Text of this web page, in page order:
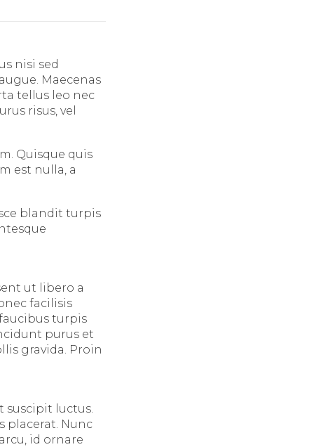
nisi sed
Maecenas
tellus leo nec
risus, vel
Quisque quis
est nulla, a
blandit turpis
ut libero a
facilisis
turpis
purus et
gravida. Proin
suscipit luctus.
placerat. Nunc
id ornare